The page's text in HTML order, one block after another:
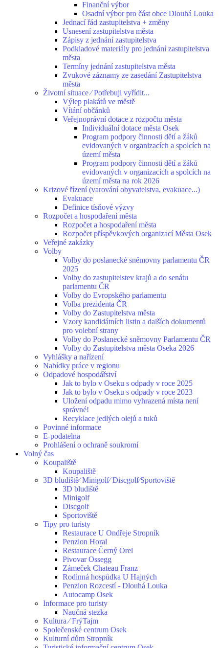
Finanční výbor
Osadní výbor pro část obce Dlouhá Louka
Jednací řád zastupitelstva + změny
Usnesení zastupitelstva města
Zápisy z jednání zastupitelstva
Podkladové materiály pro jednání zastupitelstva
města
Termíny jednání zastupitelstva města
Zvukové záznamy ze zasedání Zastupitelstva
města
Životní situace ⁄ Potřebuji vyřídit...
Výlep plakátů ve městě
Vítání občánků
Veřejnoprávní dotace z rozpočtu města
Individuální dotace města Osek
Program podpory činnosti dětí a žáků
evidovaných v organizacích a spolcích na
území města
Program podpory činnosti dětí a žáků
evidovaných v organizacích a spolcích na
území města na rok 2026
Krizové řízení (varování obyvatelstva, evakuace...)
Evakuace
Definice tísňové výzvy
Rozpočet a hospodaření města
Rozpočet a hospodaření města
Rozpočet příspěvkových organizací Města Osek
Veřejné zakázky
Volby
Volby do poslanecké sněmovny parlamentu ČR
2025
Volby do zastupitelstev krajů a do senátu
parlamentu ČR
Volby do Evropského parlamentu
Volba prezidenta ČR
Volby do Zastupitelstva města
Vzory kandidátních listin a dalších dokumentů
pro volební strany
Volby do Poslanecké sněmovny Parlamentu ČR
Volby do Zastupitelstva města Oseka 2026
Vyhlášky a nařízení
Nabídky práce v regionu
Odpadové hospodářství
Jak to bylo v Oseku s odpady v roce 2025
Jak to bylo v Oseku s odpady v roce 2023
Uložení odpadu mimo vyhrazená místa není
správné!
Recyklace jedlých olejů a tuků
Povinné informace
E-podatelna
Prohlášení o ochraně soukromí
Volný čas
Koupaliště
Koupaliště
3D bludiště⁄ Minigolf⁄ Discgolf⁄Sportoviště
3D bludiště
Minigolf
Discgolf
Sportoviště
Tipy pro turisty
Restaurace U Ondřeje Stropník
Penzion Horal
Restaurace Černý Orel
Pivovar Ossegg
Zámeček Chateau Franz
Rodinná hospůdka U Hajných
Penzion Rozcestí - Dlouhá Louka
Autocamp Osek
Informace pro turisty
Naučná stezka
Kultura ⁄ FrýTajm
Společenské centrum Osek
Kulturní dům Stropník